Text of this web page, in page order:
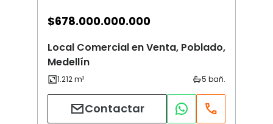
$678.000.000.000
Local Comercial en Venta, Poblado,
Medellín
Contactar